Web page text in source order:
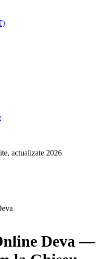
actualizate 2026
Deva—